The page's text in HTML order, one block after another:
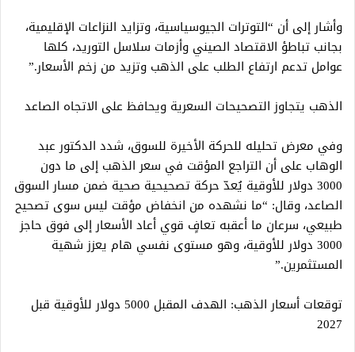
وأشار إلى أن “التوترات الجيوسياسية، وتزايد النزاعات الإقليمية،
بجانب تباطؤ الاقتصاد الصيني وأزمات سلاسل التوريد، كلها
عوامل تدعم ارتفاع الطلب على الذهب وتزيد من زخم الأسعار.”
الذهب يتجاوز التصحيحات السعرية ويحافظ على الاتجاه الصاعد
وفي معرض تحليله للحركة الأخيرة للسوق، شدد الدكتور عبد
الوهاب على أن التراجع المؤقت في سعر الذهب إلى ما دون
3000 دولار للأوقية يُعدّ حركة تصحيحية صحية ضمن مسار السوق
الصاعد، وقال: “ما نشهده من انخفاض مؤقت ليس سوى تصحيح
طبيعي، سرعان ما أعقبه تعافٍ قوي أعاد الأسعار إلى فوق حاجز
3000 دولار للأوقية، وهو مستوى نفسي هام يعزز شهية
المستثمرين.”
توقعات أسعار الذهب: الهدف المقبل 5000 دولار للأوقية قبل
2027